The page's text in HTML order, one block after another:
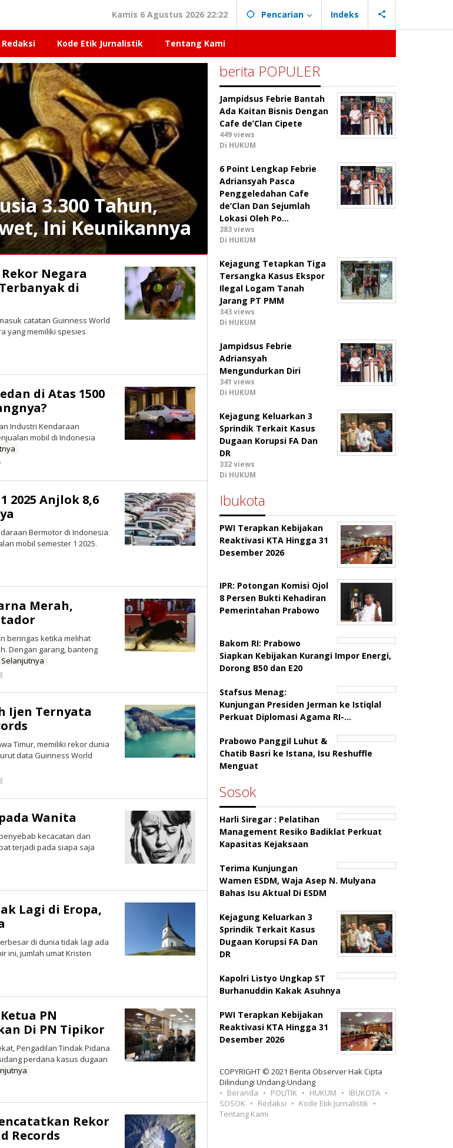
Kamis 6 Agustus 2026 22:22 Pencarian Indeks
Redaksi Kode Etik Jurnalistik Tentang Kami
3.300 Tahun,
Ini Keunikannya
Negara
di
catatan Guinness World
yang memiliki spesies
di Atas 1500
Industri Kendaraan
mobil di Indonesia
2025 Anjlok 8,6
Bermotor di Indonesia
mobil semester 1 2025.
Merah,
beringas ketika melihat
Dengan garang, banteng
Selanjutnya
Ijen Ternyata
Timur, memiliki rekor dunia
data Guinness World
Wanita
kecacatan dan
terjadi pada siapa saja
Lagi di Eropa,
di dunia tidak lagi ada
ini, jumlah umat Kristen
PN
Di PN Tipikor
Pengadilan Tindak Pidana
perdana kasus dugaan
Rekor
Records
berita POPULER
Jampidsus Febrie Bantah
Ada Kaitan Bisnis Dengan
Cafe de’Clan Cipete
449 views
Di HUKUM
6 Point Lengkap Febrie
Adriansyah Pasca
Penggeledahan Cafe
de’Clan Dan Sejumlah
Lokasi Oleh Po…
383 views
Di HUKUM
Kejagung Tetapkan Tiga
Tersangka Kasus Ekspor
Ilegal Logam Tanah
Jarang PT PMM
343 views
Di HUKUM
Jampidsus Febrie
Adriansyah
Mengundurkan Diri
341 views
Di HUKUM
Kejagung Keluarkan 3
Sprindik Terkait Kasus
Dugaan Korupsi FA Dan
DR
332 views
Di HUKUM
Ibukota
PWI Terapkan Kebijakan
Reaktivasi KTA Hingga 31
Desember 2026
IPR: Potongan Komisi Ojol
8 Persen Bukti Kehadiran
Pemerintahan Prabowo
Bakom RI: Prabowo
Siapkan Kebijakan Kurangi Impor Energi,
Dorong B50 dan E20
Stafsus Menag:
Kunjungan Presiden Jerman ke Istiqlal
Perkuat Diplomasi Agama RI-…
Prabowo Panggil Luhut &
Chatib Basri ke Istana, Isu Reshuffle
Menguat
Sosok
Harli Siregar : Pelatihan
Management Resiko Badiklat Perkuat
Kapasitas Kejaksaan
Terima Kunjungan
Wamen ESDM, Waja Asep N. Mulyana
Bahas Isu Aktual Di ESDM
Kejagung Keluarkan 3
Sprindik Terkait Kasus
Dugaan Korupsi FA Dan
DR
Kapolri Listyo Ungkap ST
Burhanuddin Kakak Asuhnya
PWI Terapkan Kebijakan
Reaktivasi KTA Hingga 31
Desember 2026
COPYRIGHT © 2021 Berita Observer Hak Cipta
Dilindungi Undang-Undang
Beranda
POLITIK HUKUM
IBUKOTA
SOSOK
Redaksi
Kode Etik Jurnalistik
Tentang Kami